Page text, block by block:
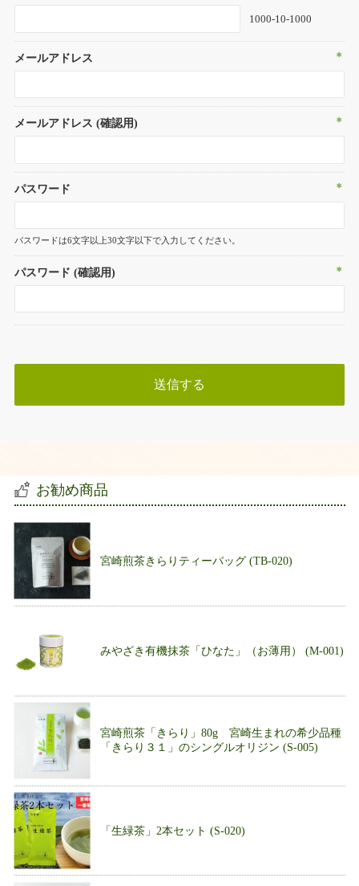
1000-10-1000
＊
メールアドレス
＊
メールアドレス (確認用)
＊
パスワード
パスワードは6文字以上30文字以下で入力してください。
＊
パスワード (確認用)
お勧め商品
宮崎煎茶きらりティーバッグ (TB-020)
みやざき有機抹茶「ひなた」（お薄用） (M-001)
宮崎煎茶「きらり」80g 宮崎生まれの希少品種
「きらり３１」のシングルオリジン (S-005)
「生緑茶」2本セット (S-020)